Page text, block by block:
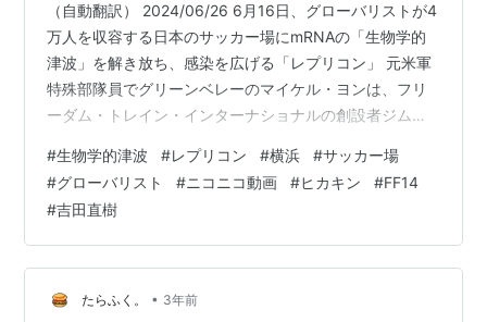
（自動翻訳） 2024/06/26 6月16日、グローバリストが4
万人を収容する日本のサッカー場にmRNAの「生物学的
津波」を解き放ち、感染を広げる「レプリコン」 元米軍
特殊部隊員でグリーンベレーのマイケル・ヨンは、フリ
ーダム・トレイン・インターナショナルの創設者ジム・
心部にあるサッカースタジアムに別の生物兵器を放った
と公に主張した。 尹氏によると、生物兵器は6月16日、
日本の横浜で約4万人の群衆の中で解き放たれた。デザイ
ナーの生物兵器は、ファーガソンが「最も危険な種類の
大規模なスパイクの脱落」と呼ぶものを引き起こすよう
に設計されている。 生物…
#生物学的津波 #レプリコン #横浜 #サッカー場
#グローバリスト #ニコニコ動画 #ヒカキン #FF14
#吉田直樹
たらふく。 • 3年前